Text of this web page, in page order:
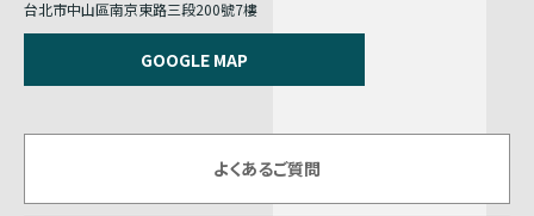
台北市中山區南京東路三段200號7樓
GOOGLE MAP
よくあるご質問